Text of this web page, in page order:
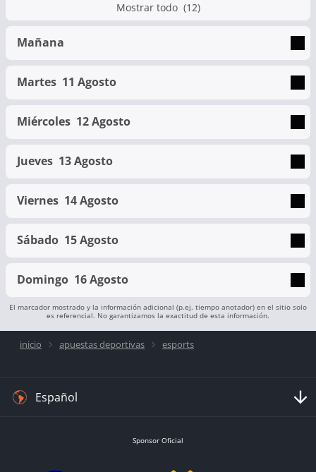
Mostrar todo (12)
Mañana
Martes 11 Agosto
Miércoles 12 Agosto
Jueves 13 Agosto
Viernes 14 Agosto
Sábado 15 Agosto
Domingo 16 Agosto
El marcador mostrado y la información adicional (p.ej. tiempo anotador) en el sitio solo
es referencial. No garantizamos la exactitud de esta información.
inicio apuestas deportivas esports
Español
Sponsor Oficial